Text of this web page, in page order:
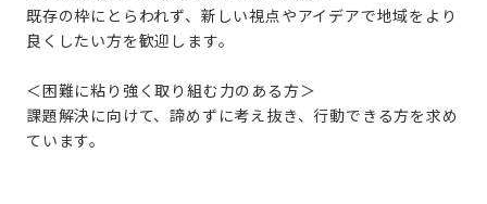
既存の枠にとらわれず、新しい視点やアイデアで地域をより
良くしたい方を歓迎します。
＜困難に粘り強く取り組む力のある方＞
課題解決に向けて、諦めずに考え抜き、行動できる方を求め
ています。